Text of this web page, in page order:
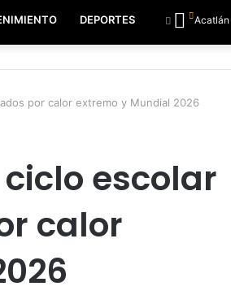
DEPORTES Acatlán
por calor extremo y Mundial 2026
escolar
calor